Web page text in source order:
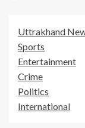
Uttrakhand
Sports
Entertainment
Crime
Politics
International